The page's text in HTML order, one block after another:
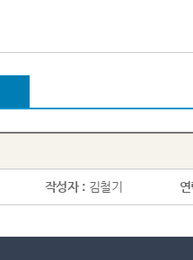
작성자 : 김철기